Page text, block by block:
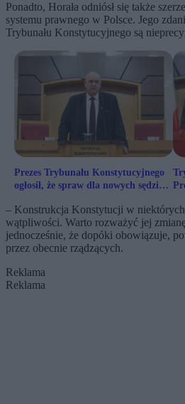
Ponadto, Horała odniósł się także
systemu prawnego w Polsce. Jego
Trybunału Konstytucyjnego są
Prezes Trybunału Konstytucyjnego
ogłosił, że spraw dla nowych sędziów
– Konstrukcja Konstytucji w
wątpliwości. Warto rozważyć jej
jednocześnie, że dopóki obowiązuje,
przez obecnie rządzących.
Reklama
Reklama